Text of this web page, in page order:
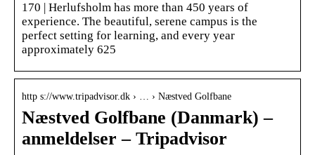
170 | Herlufsholm has more than 450 years of
experience. The beautiful, serene campus is the
perfect setting for learning, and every year
approximately 625
http s://www.tripadvisor.dk › … › Næstved Golfbane
Næstved Golfbane (Danmark) –
anmeldelser – Tripadvisor